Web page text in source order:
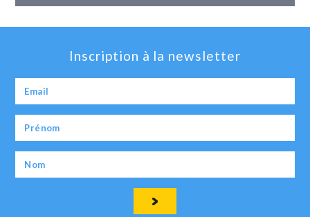
Inscription à la newsletter